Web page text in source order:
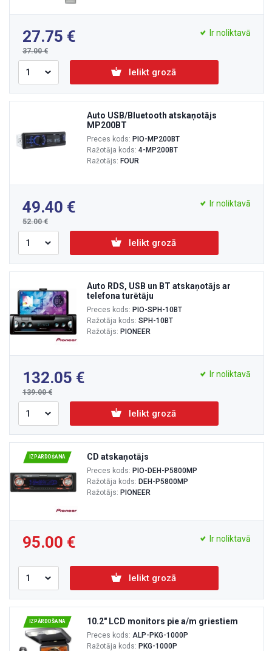
27.75
37.00
Ir noliktavā
Ielikt grozā
Auto USB/Bluetooth atskaņotājs
MP200BT
Preces kods: PIO-MP200BT
Ražotāja kods: 4-MP200BT
Ražotājs: FOUR
49.40
52.00
Ir noliktavā
Ielikt grozā
Auto RDS, USB un BT atskaņotājs ar
telefona turētāju
Preces kods: PIO-SPH-10BT
Ražotāja kods: SPH-10BT
Ražotājs: PIONEER
132.05
139.00
Ir noliktavā
Ielikt grozā
IZPĀRDOŠANA CD atskaņotājs
Preces kods: PIO-DEH-P5800MP
Ražotāja kods: DEH-P5800MP
Ražotājs: PIONEER
95.00 Ir noliktavā
Ielikt grozā
IZPĀRDOŠANA 10.2" LCD monitors pie a/m griestiem
Preces kods: ALP-PKG-1000P
Ražotāja kods: PKG-1000P